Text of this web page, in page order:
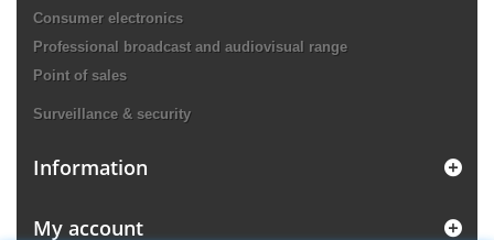
Consumer electronics
Professional broadcast and audiovisual range
Point of sales
Surveillance & security
Information
My account